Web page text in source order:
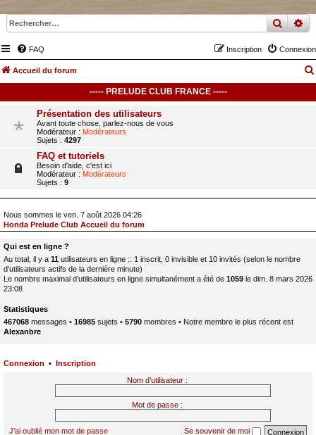
FAQ Connexion
Inscription
Accueil du forum
----- PRELUDE CLUB FRANCE -----
Présentation des utilisateurs
Avant toute chose, parlez-nous de vous
Modérateur : Modérateurs
Sujets : 4297
FAQ et tutoriels
Besoin d'aide, c'est ici
Modérateur : Modérateurs
Sujets : 9
Nous sommes le ven. 7 août 2026 04:26
Honda Prelude Club Accueil du forum
Qui est en ligne ?
Au total, il y a 11 utilisateurs en ligne :: 1 inscrit, 0 invisible et 10 invités (selon le nombre
d’utilisateurs actifs de la dernière minute)
Le nombre maximal d’utilisateurs en ligne simultanément a été de 1059 le dim. 8 mars 2026
23:08
Statistiques
467068 messages • 16985 sujets • 5790 membres • Notre membre le plus récent est
Alexanbre
Connexion • Inscription
Nom d’utilisateur :
Mot de passe :
J’ai oublié mon mot de passe Se souvenir de moi